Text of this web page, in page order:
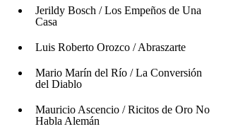
Jerildy Bosch / Los Empeños de Una
Casa
Luis Roberto Orozco / Abraszarte
Mario Marín del Río / La Conversión
del Diablo
Mauricio Ascencio / Ricitos de Oro No
Habla Alemán